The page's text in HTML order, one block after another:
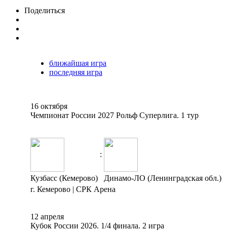
Поделиться
ближайшая игра
последняя игра
16 октября
Чемпионат России 2027 Рольф Суперлига. 1 тур
:
Кузбасс (Кемерово)
Динамо-ЛО (Ленинградская обл.)
г. Кемерово | СРК Арена
12 апреля
Кубок России 2026. 1/4 финала. 2 игра